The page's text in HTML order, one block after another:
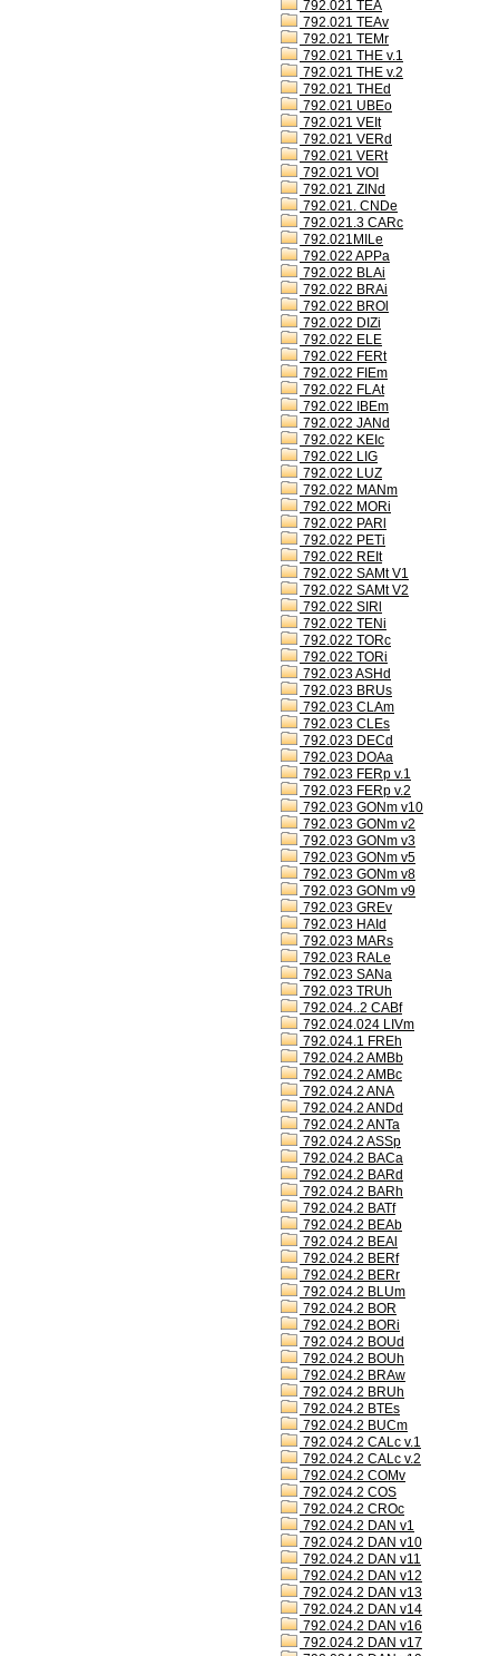
792.021 TEA
792.021 TEAv
792.021 TEMr
792.021 THE v.1
792.021 THE v.2
792.021 THEd
792.021 UBEo
792.021 VEIt
792.021 VERd
792.021 VERt
792.021 VOI
792.021 ZINd
792.021. CNDe
792.021.3 CARc
792.021MILe
792.022 APPa
792.022 BLAi
792.022 BRAi
792.022 BROl
792.022 DIZi
792.022 ELE
792.022 FERt
792.022 FIEm
792.022 FLAt
792.022 IBEm
792.022 JANd
792.022 KEIc
792.022 LIG
792.022 LUZ
792.022 MANm
792.022 MORi
792.022 PARl
792.022 PETi
792.022 REIt
792.022 SAMt V1
792.022 SAMt V2
792.022 SIRl
792.022 TENi
792.022 TORc
792.022 TORi
792.023 ASHd
792.023 BRUs
792.023 CLAm
792.023 CLEs
792.023 DECd
792.023 DOAa
792.023 FERp v.1
792.023 FERp v.2
792.023 GONm v10
792.023 GONm v2
792.023 GONm v3
792.023 GONm v5
792.023 GONm v8
792.023 GONm v9
792.023 GREv
792.023 HAId
792.023 MARs
792.023 RALe
792.023 SANa
792.023 TRUh
792.024..2 CABf
792.024.024 LIVm
792.024.1 FREh
792.024.2 AMBb
792.024.2 AMBc
792.024.2 ANA
792.024.2 ANDd
792.024.2 ANTa
792.024.2 ASSp
792.024.2 BACa
792.024.2 BARd
792.024.2 BARh
792.024.2 BATf
792.024.2 BEAb
792.024.2 BEAl
792.024.2 BERf
792.024.2 BERr
792.024.2 BLUm
792.024.2 BOR
792.024.2 BORi
792.024.2 BOUd
792.024.2 BOUh
792.024.2 BRAw
792.024.2 BRUh
792.024.2 BTEs
792.024.2 BUCm
792.024.2 CALc v.1
792.024.2 CALc v.2
792.024.2 COMv
792.024.2 COS
792.024.2 CROc
792.024.2 DAN v1
792.024.2 DAN v10
792.024.2 DAN v11
792.024.2 DAN v12
792.024.2 DAN v13
792.024.2 DAN v14
792.024.2 DAN v16
792.024.2 DAN v17